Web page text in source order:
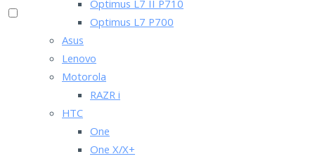
Optimus L7 II P710
Optimus L7 P700
Asus
Lenovo
Motorola
RAZR i
HTC
One
One X/X+